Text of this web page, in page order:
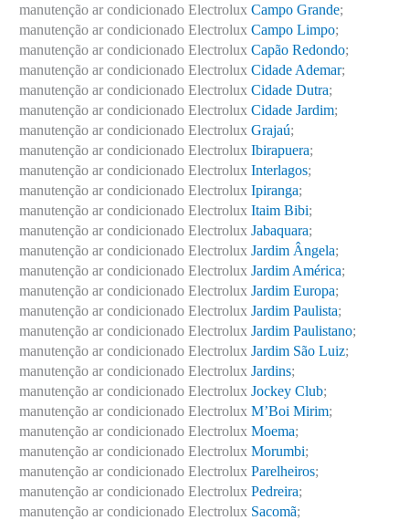
manutenção ar condicionado Electrolux Campo Grande;
manutenção ar condicionado Electrolux Campo Limpo;
manutenção ar condicionado Electrolux Capão Redondo;
manutenção ar condicionado Electrolux Cidade Ademar;
manutenção ar condicionado Electrolux Cidade Dutra;
manutenção ar condicionado Electrolux Cidade Jardim;
manutenção ar condicionado Electrolux Grajaú;
manutenção ar condicionado Electrolux Ibirapuera;
manutenção ar condicionado Electrolux Interlagos;
manutenção ar condicionado Electrolux Ipiranga;
manutenção ar condicionado Electrolux Itaim Bibi;
manutenção ar condicionado Electrolux Jabaquara;
manutenção ar condicionado Electrolux Jardim Ângela;
manutenção ar condicionado Electrolux Jardim América;
manutenção ar condicionado Electrolux Jardim Europa;
manutenção ar condicionado Electrolux Jardim Paulista;
manutenção ar condicionado Electrolux Jardim Paulistano;
manutenção ar condicionado Electrolux Jardim São Luiz;
manutenção ar condicionado Electrolux Jardins;
manutenção ar condicionado Electrolux Jockey Club;
manutenção ar condicionado Electrolux M’Boi Mirim;
manutenção ar condicionado Electrolux Moema;
manutenção ar condicionado Electrolux Morumbi;
manutenção ar condicionado Electrolux Parelheiros;
manutenção ar condicionado Electrolux Pedreira;
manutenção ar condicionado Electrolux Sacomã;